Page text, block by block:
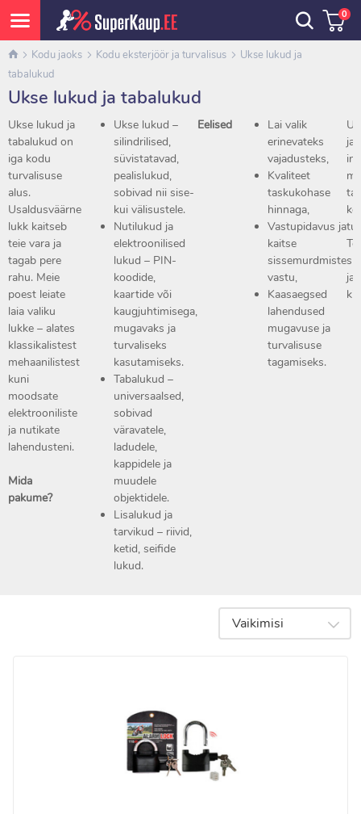
0
Kodu jaoks Kodu eksterjöör ja turvalisus
Ukse lukud ja
tabalukud
Ukse lukud ja tabalukud
Ukse lukud ja
tabalukud on
iga kodu
turvalisuse
alus.
Usaldusväärne
lukk kaitseb
teie vara ja
tagab pere
rahu. Meie
poest leiate
laia valiku
lukke – alates
klassikalistest
mehaanilistest
kuni
moodsate
elektrooniliste
ja nutikate
lahendusteni.
Mida
pakume?
Ukse lukud –
silindrilised,
süvistatavad,
pealislukud,
sobivad nii sise-
kui välisustele.
Nutilukud ja
elektroonilised
lukud – PIN-
koodide,
kaartide või
kaugjuhtimisega,
mugavaks ja
turvaliseks
kasutamiseks.
Tabalukud –
universaalsed,
sobivad
väravatele,
ladudele,
kappidele ja
muudele
objektidele.
Lisalukud ja
tarvikud – riivid,
ketid, seifide
lukud.
Eelised
Lai valik
erinevateks
vajadusteks,
Kvaliteet
taskukohase
hinnaga,
Vastupidavus ja
kaitse
sissemurdmiste
vastu,
Kaasaegsed
lahendused
mugavuse ja
turvalisuse
tagamiseks.
ja
ja
Vaikimisi